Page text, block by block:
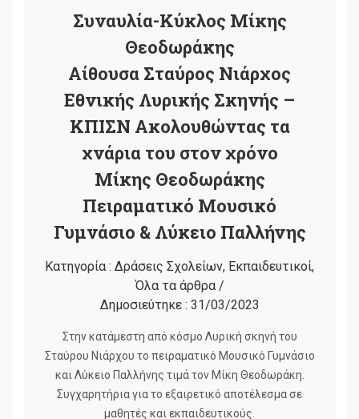
Συναυλία-Κύκλος Μίκης
Θεοδωράκης
Αίθουσα Σταύρος Νιάρχος
Εθνικής Λυρικής Σκηνής –
ΚΠΙΣΝ Ακολουθώντας τα
χνάρια του στον χρόνο
Μίκης Θεοδωράκης
Πειραματικό Μουσικό
Γυμνάσιο & Λύκειο Παλλήνης
Κατηγορία : Δράσεις Σχολείων, Εκπαιδευτικοί,
Όλα τα άρθρα/
Δημοσιεύτηκε : 31/03/2023
Στην κατάμεστη από κόσμο Λυρική σκηνή του
Σταύρου Νιάρχου το πειραματικό Μουσικό Γυμνάσιο
και Λύκειο Παλλήνης τιμά τον Μίκη Θεοδωράκη.
Συγχαρητήρια για το εξαιρετικό αποτέλεσμα σε
μαθητές και εκπαιδευτικούς.